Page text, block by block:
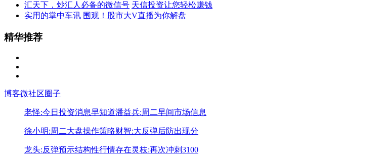
汇天下，炒汇人必备的微信号 天信投资让您轻松赚钱
实用的掌中车讯 围观！股市大V直播为你解盘
精华推荐
博客微社区圈子
老怪:今日投资消息早知道潘益兵:周二早间市场信息
徐小明:周二大盘操作策略财智:大反弹后防出现分
龙头:反弹预示结构性行情存在灵枝:再次冲刺3100